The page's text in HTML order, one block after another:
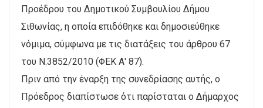
Προέδρου του Δημοτικού Συμβουλίου Δήμου
Σιθωνίας, η οποία επιδόθηκε και δημοσιεύθηκε
νόμιμα, σύμφωνα με τις διατάξεις του άρθρου 67
του Ν.3852/2010 (ΦΕΚ Α' 87).
Πριν από την έναρξη της συνεδρίασης αυτής, ο
Πρόεδρος διαπίστωσε ότι παρίσταται ο Δήμαρχος